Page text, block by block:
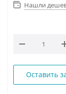
Нашли
Оставить